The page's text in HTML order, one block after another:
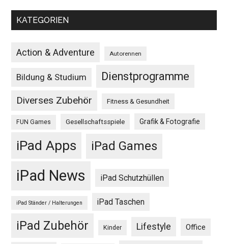
KATEGORIEN
Action & Adventure Autorennen
Bildung & Studium Dienstprogramme
Diverses Zubehör Fitness & Gesundheit
FUN Games Gesellschaftsspiele Grafik & Fotografie
iPad Apps iPad Games
iPad News iPad Schutzhüllen
iPad Ständer / Halterungen iPad Taschen
iPad Zubehör Kinder Lifestyle Office